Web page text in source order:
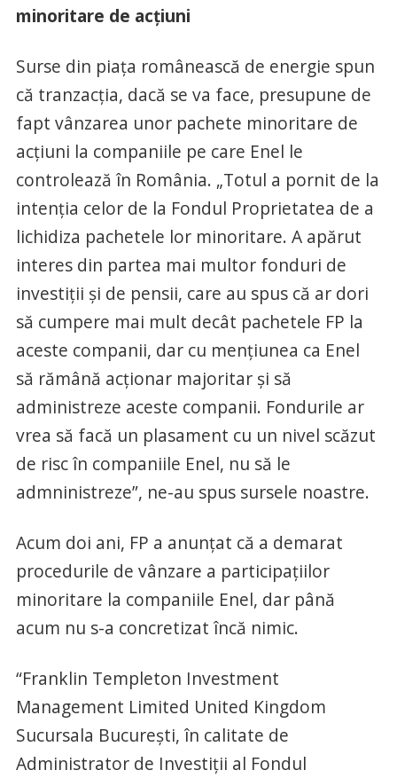
minoritare de acţiuni
Surse din piaţa românească de energie spun
că tranzacţia, dacă se va face, presupune de
fapt vânzarea unor pachete minoritare de
acţiuni la companiile pe care Enel le
controlează în România. „Totul a pornit de la
intenţia celor de la Fondul Proprietatea de a
lichidiza pachetele lor minoritare. A apărut
interes din partea mai multor fonduri de
investiţii şi de pensii, care au spus că ar dori
să cumpere mai mult decât pachetele FP la
aceste companii, dar cu menţiunea ca Enel
să rămână acţionar majoritar şi să
administreze aceste companii. Fondurile ar
vrea să facă un plasament cu un nivel scăzut
de risc în companiile Enel, nu să le
admninistreze”, ne-au spus sursele noastre.
Acum doi ani, FP a anunţat că a demarat
procedurile de vânzare a participaţiilor
minoritare la companiile Enel, dar până
acum nu s-a concretizat încă nimic.
“Franklin Templeton Investment
Management Limited United Kingdom
Sucursala Bucureşti, în calitate de
Administrator de Investiţii al Fondul